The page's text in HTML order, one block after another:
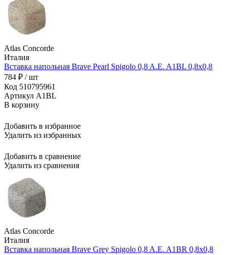
Atlas Concorde
Италия
Вставка напольная Brave Pearl Spigolo 0,8 A.E. A1BL 0,8x0,8
784 ₽ / шт
Код 510795961
Артикул A1BL
В корзину
Добавить в избранное
Удалить из избранных
Добавить в сравнение
Удалить из сравнения
Atlas Concorde
Италия
Вставка напольная Brave Grey Spigolo 0,8 A.E. A1BR 0,8x0,8